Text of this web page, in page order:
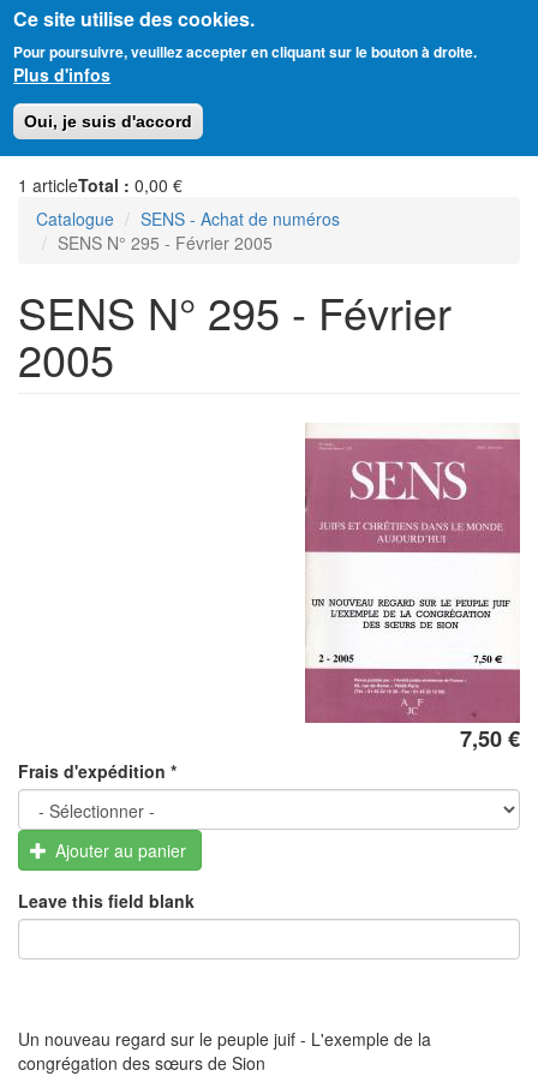
Ce site utilise des cookies.
Pour poursuivre, veuillez accepter en cliquant sur le bouton à droite.
Plus d'infos
Oui, je suis d'accord
au
contenu
principal
Amitié Judéo-Chrétienne de France
1 articleTotal : 0,00 €
Catalogue
SENS - Achat de numéros
SENS N° 295 - Février 2005
SENS N° 295 - Février
2005
7,50 €
Frais d'expédition *
Ajouter au panier
Leave this field blank
Un nouveau regard sur le peuple juif - L'exemple de la
congrégation des sœurs de Sion